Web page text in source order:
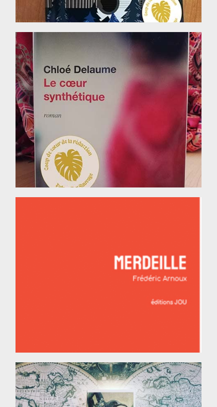
Le Cœur synthétique, de
Chloé Delaume
Merdeille, de Fred Arnoux